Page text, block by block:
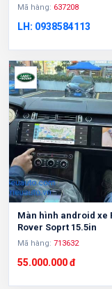
Mã hàng: 637208
LH: 0938584113
Màn hình android xe
Rover Soprt 15.5in
Mã hàng: 713632
55.000.000 đ